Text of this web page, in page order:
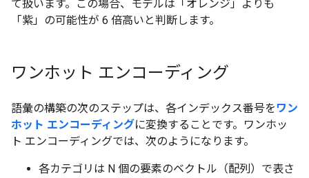
て扱います。この場合、モデルは「オレンジ」よりも
「紫」の可能性が 6 倍高いと判断します。
ワンホット エンコーディング
語彙の構築の次のステップは、各インデックス番号をワン
ホット エンコーディングに変換することです。ワンホッ
ト エンコーディングでは、次のようになります。
各カテゴリは N 個の要素のベクトル（配列）で表さ